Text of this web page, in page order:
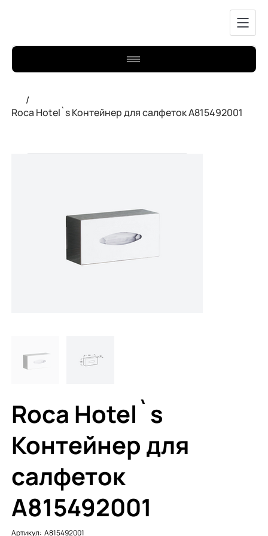
/
Roca Hotel`s Контейнер для салфеток A815492001
Roca Hotel`s
Контейнер для
салфеток
A815492001
Артикул:
Артикул:
A815492001